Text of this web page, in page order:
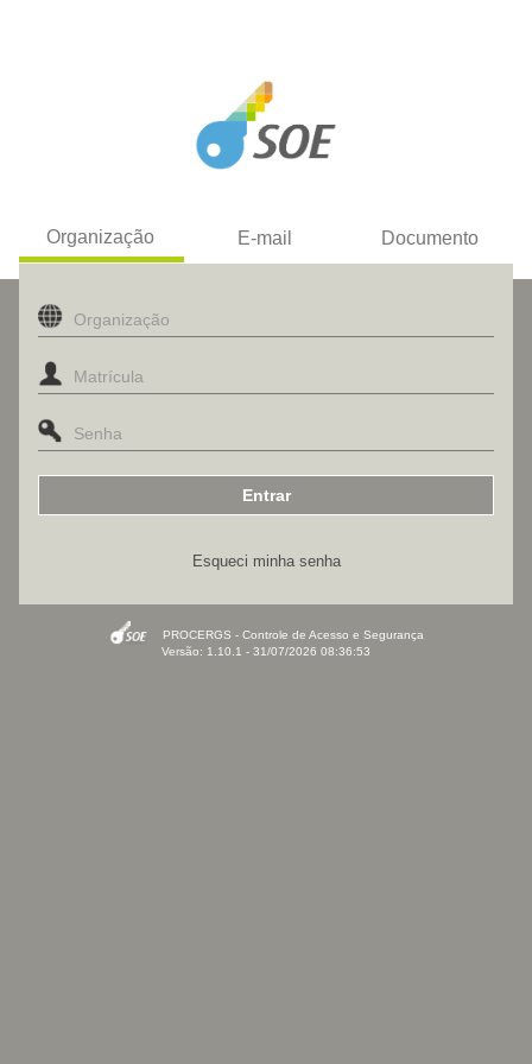
Organização E-mail Documento
Esqueci minha senha
PROCERGS - Controle de Acesso e Segurança
Versão: 1.10.1 - 31/07/2026 08:36:53